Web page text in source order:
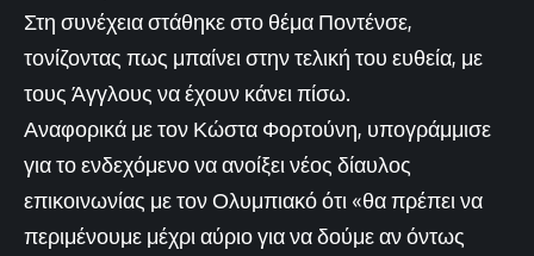
Στη συνέχεια στάθηκε στο θέμα Ποντένσε,
τονίζοντας πως μπαίνει στην τελική του ευθεία, με
τους Άγγλους να έχουν κάνει πίσω.
Αναφορικά με τον Κώστα Φορτούνη, υπογράμμισε
για το ενδεχόμενο να ανοίξει νέος δίαυλος
επικοινωνίας με τον Ολυμπιακό ότι «θα πρέπει να
περιμένουμε μέχρι αύριο για να δούμε αν όντως